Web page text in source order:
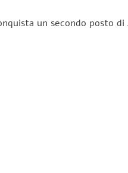
un secondo posto di